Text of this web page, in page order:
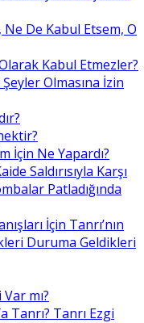
Ne De Kabul Etsem, O
Kabul Etmezler?
Olmasına İzin
İçin Ne Yapardı?
Saldırısıyla Karşı
Patladığında
İçin Tanrı’nın
Duruma Geldikleri
mı?
Tanrı? Tanrı Ezgi